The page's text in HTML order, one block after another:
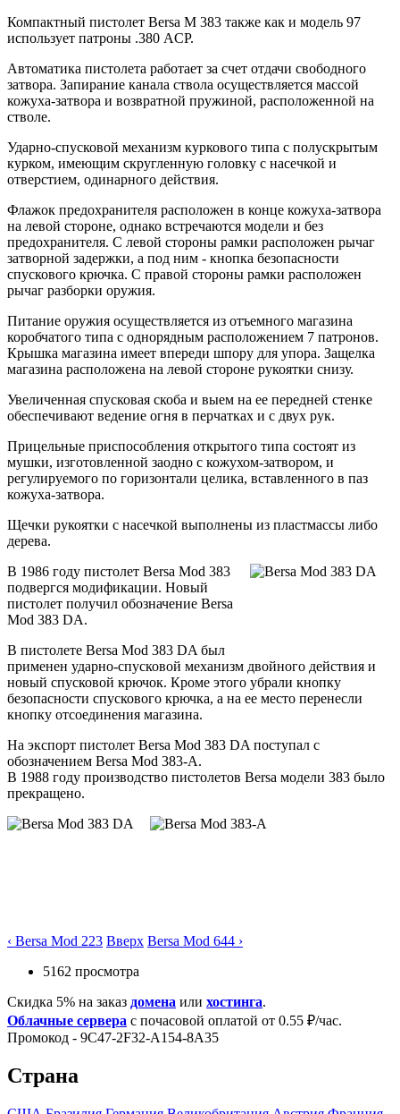
Компактный пистолет Bersa M 383 также как и модель 97
использует патроны .380 ACP.
Автоматика пистолета работает за счет отдачи свободного
затвора. Запирание канала ствола осуществляется массой
кожуха-затвора и возвратной пружиной, расположенной на
стволе.
Ударно-спусковой механизм куркового типа с полускрытым
курком, имеющим скругленную головку с насечкой и
отверстием, одинарного действия.
Флажок предохранителя расположен в конце кожуха-затвора
на левой стороне, однако встречаются модели и без
предохранителя. С левой стороны рамки расположен рычаг
затворной задержки, а под ним - кнопка безопасности
спускового крючка. С правой стороны рамки расположен
рычаг разборки оружия.
Питание оружия осуществляется из отъемного магазина
коробчатого типа с однорядным расположением 7 патронов.
Крышка магазина имеет впереди шпору для упора. Защелка
магазина расположена на левой стороне рукоятки снизу.
Увеличенная спусковая скоба и выем на ее передней стенке
обеспечивают ведение огня в перчатках и с двух рук.
Прицельные приспособления открытого типа состоят из
мушки, изготовленной заодно с кожухом-затвором, и
регулируемого по горизонтали целика, вставленного в паз
кожуха-затвора.
Щечки рукоятки с насечкой выполнены из пластмассы либо
дерева.
В 1986 году пистолет Bersa Mod 383
подвергся модификации. Новый
пистолет получил обозначение Bersa
Mod 383 DA.
В пистолете Bersa Mod 383 DA был
применен ударно-спусковой механизм двойного действия и
новый спусковой крючок. Кроме этого убрали кнопку
безопасности спускового крючка, а на ее место перенесли
кнопку отсоединения магазина.
На экспорт пистолет Bersa Mod 383 DA поступал с
обозначением Bersa Mod 383-A.
В 1988 году производство пистолетов Bersa модели 383 было
прекращено.
‹ Bersa Mod 223 Вверх Bersa Mod 644 ›
5162 просмотра
Скидка 5% на заказ домена или хостинга.
Облачные сервера с почасовой оплатой от 0.55 ₽/час.
Промокод - 9C47-2F32-A154-8A35
Страна